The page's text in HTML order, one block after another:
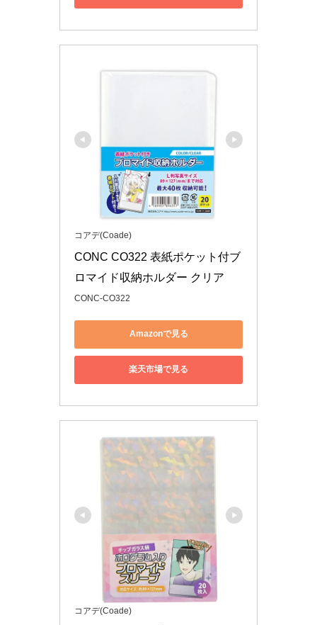
コアデ(Coade)
CONC CO322 表紙ポケット付ブ
ロマイド収納ホルダー クリア
CONC-CO322
Amazonで見る
楽天市場で見る
コアデ(Coade)